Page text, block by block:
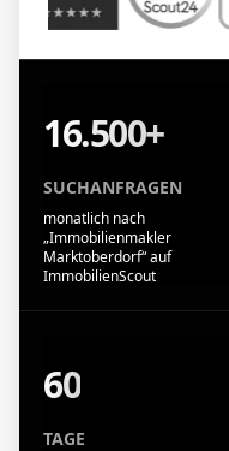
16.500+
SUCHANFRAGEN
monatlich nach
„Immobilienmakler
Marktoberdorf“ auf
ImmobilienScout
60
TAGE